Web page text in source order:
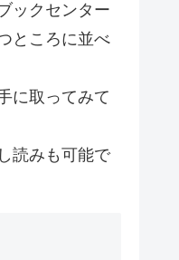
ックセンター
ところに並べ
に取ってみて
読みも可能で